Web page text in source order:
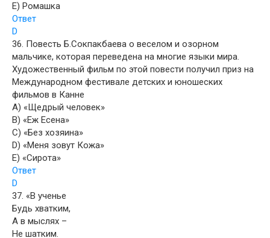
E) Ромашка
Ответ
D
36. Повесть Б.Сокпакбаева о веселом и озорном
мальчике, которая переведена на многие языки мира.
Художественный фильм по этой повести получил приз на
Международном фестивале детских и юношеских
фильмов в Канне
A) «Щедрый человек»
B) «Еж Есена»
C) «Без хозяина»
D) «Меня зовут Кожа»
E) «Сирота»
Ответ
D
37. «В ученье
Будь хватким,
А в мыслях –
Не шатким.